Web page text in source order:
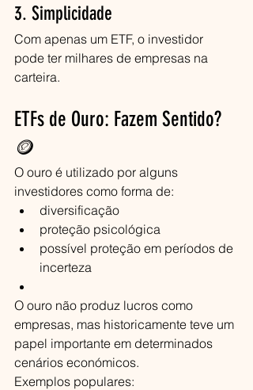
3. Simplicidade
Com apenas um ETF, o investidor
pode ter milhares de empresas na
carteira.
ETFs de Ouro: Fazem Sentido?
🪙
O ouro é utilizado por alguns
investidores como forma de:
diversificação
proteção psicológica
possível proteção em períodos de
incerteza
O ouro não produz lucros como
empresas, mas historicamente teve um
papel importante em determinados
cenários económicos.
Exemplos populares: